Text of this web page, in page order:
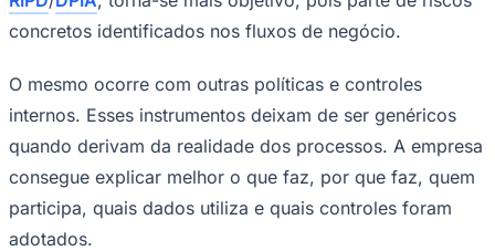
Botafogo
concretos identificados nos fluxos de negócio.
O mesmo ocorre com outras políticas e controles
internos. Esses instrumentos deixam de ser genéricos
quando derivam da realidade dos processos. A empresa
consegue explicar melhor o que faz, por que faz, quem
participa, quais dados utiliza e quais controles foram
adotados.